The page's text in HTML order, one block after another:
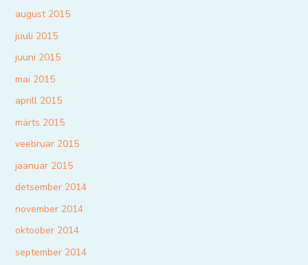
august 2015
juuli 2015
juuni 2015
mai 2015
aprill 2015
märts 2015
veebruar 2015
jaanuar 2015
detsember 2014
november 2014
oktoober 2014
september 2014